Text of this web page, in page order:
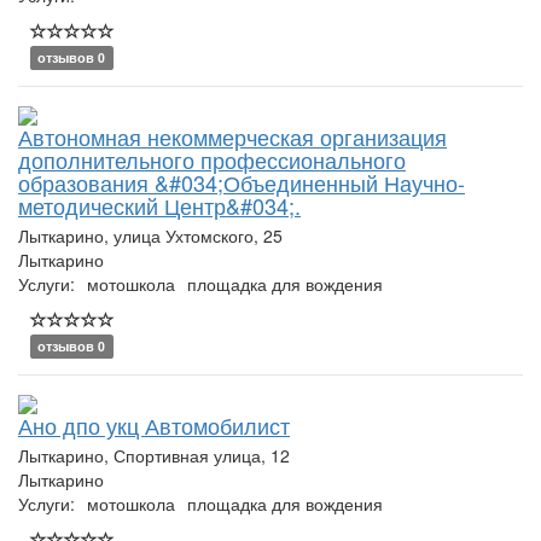
отзывов 0
Автономная некоммерческая организация
дополнительного профессионального
образования &#034;Объединенный Научно-
методический Центр&#034;.
Лыткарино, улица Ухтомского, 25
Лыткарино
Услуги: мотошкола площадка для вождения
отзывов 0
Ано дпо укц Автомобилист
Лыткарино, Спортивная улица, 12
Лыткарино
Услуги: мотошкола площадка для вождения